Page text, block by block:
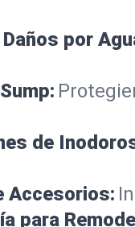
por
de
Accesorios:
para